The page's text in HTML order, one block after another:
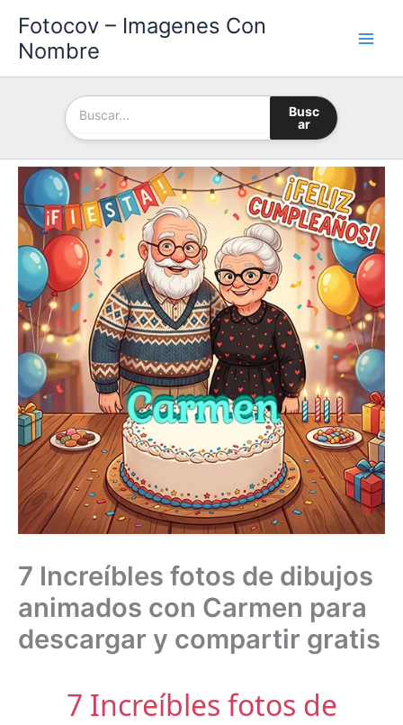
contenido
Fotocov – Imagenes Con
Nombre
Busc
ar
7 Increíbles fotos de dibujos
animados con Carmen para
descargar y compartir gratis
7 Increíbles fotos de